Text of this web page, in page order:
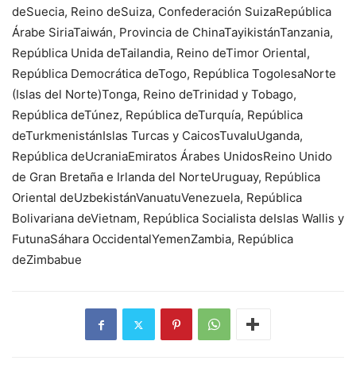
deSuecia, Reino deSuiza, Confederación SuizaRepública
Árabe SiriaTaiwán, Provincia de ChinaTayikistánTanzania,
República Unida deTailandia, Reino deTimor Oriental,
República Democrática deTogo, República TogolesaNorte
(Islas del Norte)Tonga, Reino deTrinidad y Tobago,
República deTúnez, República deTurquía, República
deTurkmenistánIslas Turcas y CaicosTuvaluUganda,
República deUcraniaEmiratos Árabes UnidosReino Unido
de Gran Bretaña e Irlanda del NorteUruguay, República
Oriental deUzbekistánVanuatuVenezuela, República
Bolivariana deVietnam, República Socialista deIslas Wallis y
FutunaSáhara OccidentalYemenZambia, República
deZimbabue